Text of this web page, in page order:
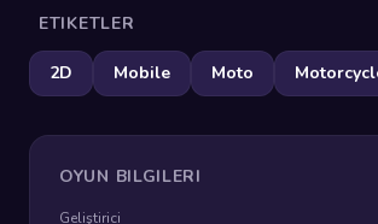
ETIKETLER
2D Mobile Moto
OYUN BILGILERI
Geliştirici